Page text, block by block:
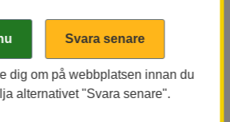
fishing office and
dig om på webbplatsen innan du
alternativet "Svara senare".